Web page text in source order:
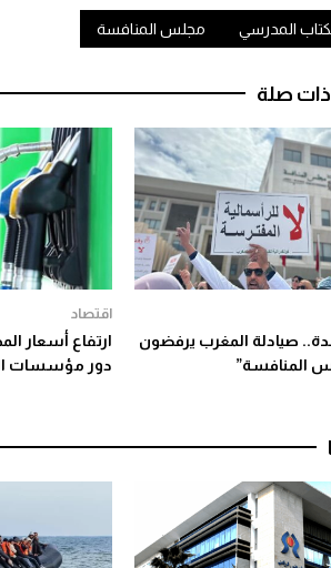
المدرسي مجلس المنافسة
صلة
صيادلة المغرب يرفضون
المنافسة”
اقتصاد
ارتفاع أسعار
دور مؤسسات